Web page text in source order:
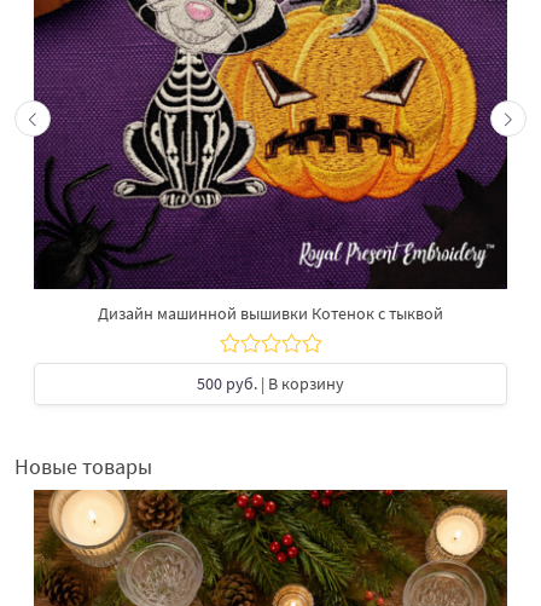
Дизайн машинной вышивки Котенок с тыквой
500 руб. | В корзину
Новые товары